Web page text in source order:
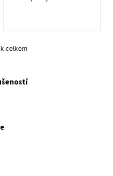
O
l
á
í
celkem